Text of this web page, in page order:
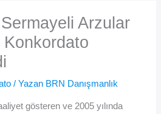
Arzular
/ Yazan BRN Danışmanlık
gösteren ve 2005 yılında